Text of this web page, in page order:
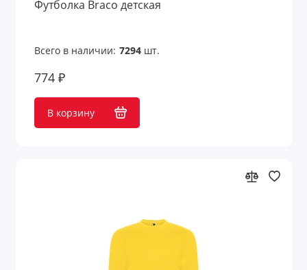
Футболка Braco детская
Всего в наличии: 7294шт.
774 ₽
В корзину